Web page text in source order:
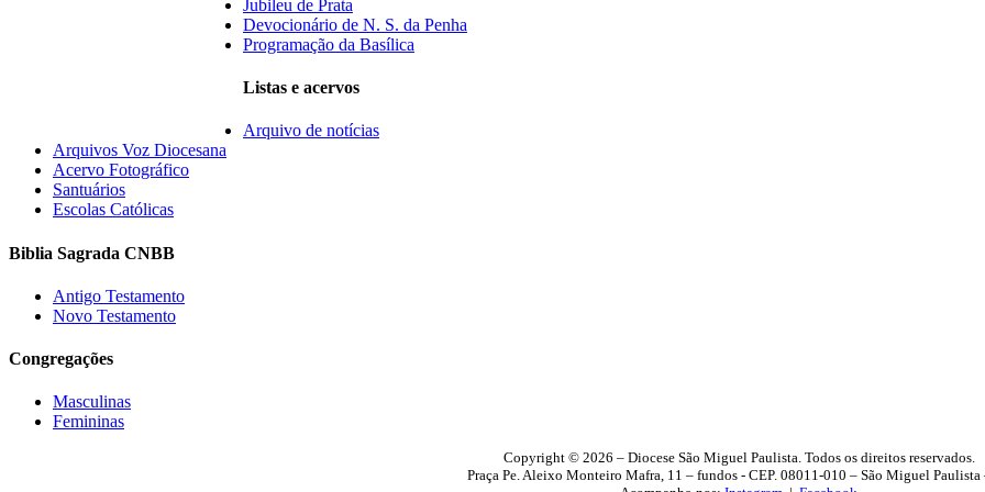
Jubileu de Prata
Devocionário de N. S. da Penha
Programação da Basílica
Listas e acervos
Arquivo de notícias
Arquivos Voz Diocesana
Acervo Fotográfico
Santuários
Escolas Católicas
Biblia Sagrada CNBB
Antigo Testamento
Novo Testamento
Congregações
Masculinas
Femininas
Copyright © 2026 – Diocese São Miguel Paulista. Todos os direitos reservados.
Praça Pe. Aleixo Monteiro Mafra, 11 – fundos - CEP. 08011-010 – São Miguel Paulista